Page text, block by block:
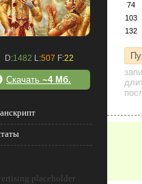
D:1482 L:507 F:22
Скачать ~4 Мб.
placeholder
74
103
132